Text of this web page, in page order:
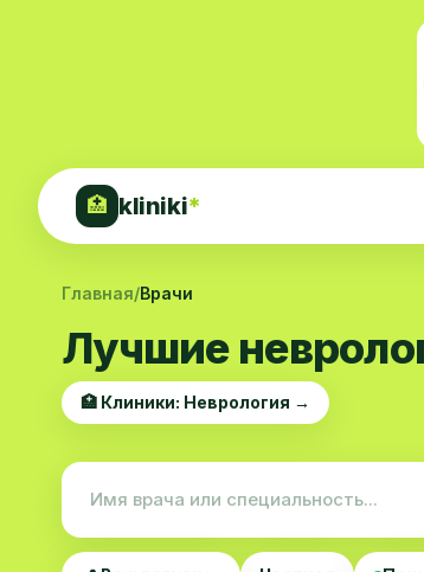
🏥 kliniki*
Главная/Врачи
Лучшие
🏥 Клиники: Неврология →